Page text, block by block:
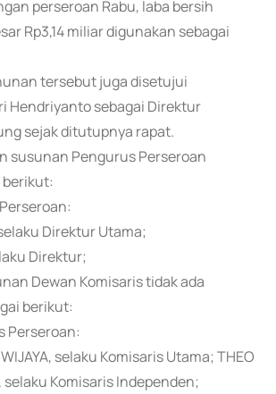
perseroan Rabu, laba bersih
Rp3,14 miliar digunakan sebagai
tersebut juga disetujui
Hendriyanto sebagai Direktur
sejak ditutupnya rapat.
susunan Pengurus Perseroan
berikut:
Direktur Utama;
Direktur;
Dewan Komisaris tidak ada
berikut:
Perseroan:
selaku Komisaris Utama; THEO
selaku Komisaris Independen;